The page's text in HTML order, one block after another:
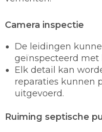
Camera inspectie
De leidingen
geïnspecteerd met
Elk detail kan
reparaties kunnen
uitgevoerd.
Ruiming septische